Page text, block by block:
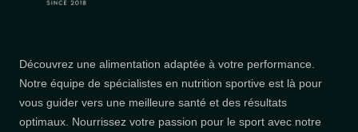
Découvrez une alimentation adaptée à votre performance.
Notre équipe de spécialistes en nutrition sportive est là pour
vous guider vers une meilleure santé et des résultats
optimaux. Nourrissez votre passion pour le sport avec notre